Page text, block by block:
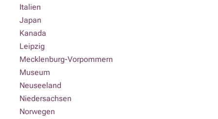
Italien
Japan
Kanada
Leipzig
Mecklenburg-Vorpommern
Museum
Neuseeland
Niedersachsen
Norwegen